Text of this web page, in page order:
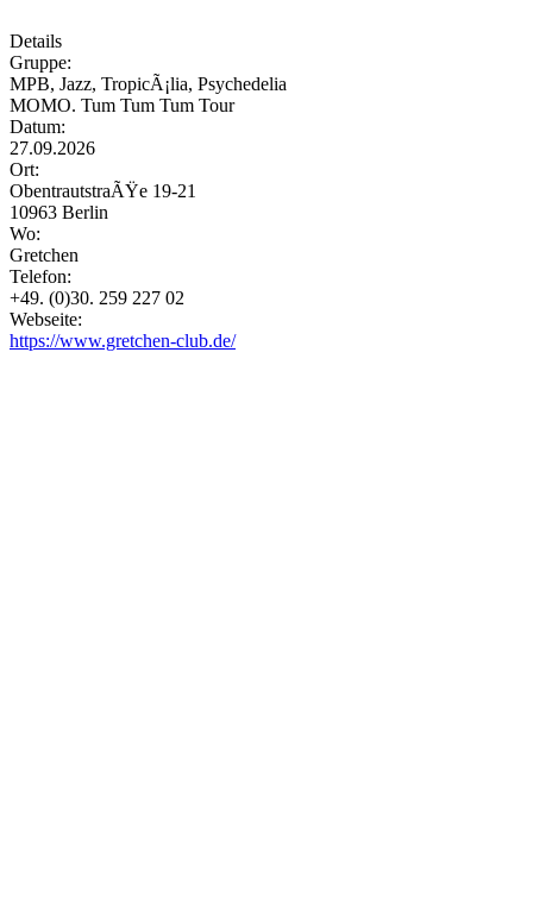
Details
Gruppe:
MPB, Jazz, TropicÃ¡lia, Psychedelia
MOMO. Tum Tum Tum Tour
Datum:
27.09.2026
Ort:
ObentrautstraÃŸe 19-21
10963 Berlin
Wo:
Gretchen
Telefon:
+49. (0)30. 259 227 02
Webseite:
https://www.gretchen-club.de/